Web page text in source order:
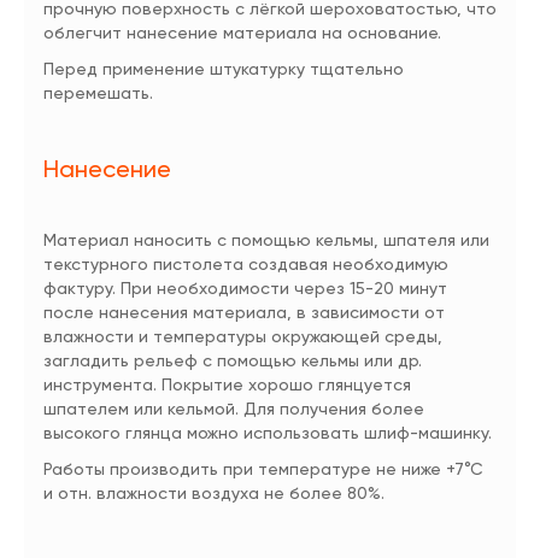
прочную поверхность с лёгкой шероховатостью, что
облегчит нанесение материала на основание.
Перед применение штукатурку тщательно
перемешать.
Нанесение
Материал наносить с помощью кельмы, шпателя или
текстурного пистолета создавая необходимую
фактуру. При необходимости через 15-20 минут
после нанесения материала, в зависимости от
влажности и температуры окружающей среды,
загладить рельеф с помощью кельмы или др.
инструмента. Покрытие хорошо глянцуется
шпателем или кельмой. Для получения более
высокого глянца можно использовать шлиф-машинку.
Работы производить при температуре не ниже +7°С
и отн. влажности воздуха не более 80%.